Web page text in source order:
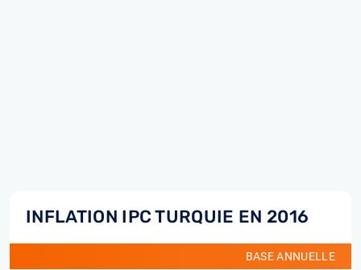
INFLATION IPC TURQUIE EN 2016
BASE ANNUELLE